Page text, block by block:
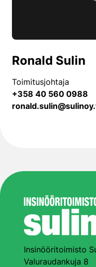
Ronald Sulin
Toimitusjohtaja
+358 40 560 0988
Insinööritoimisto
Valuraudankuja 8